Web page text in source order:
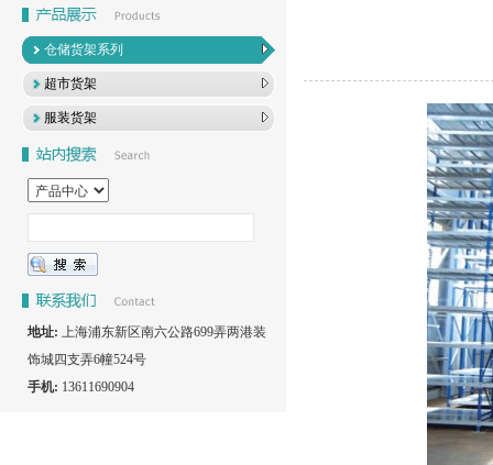
仓储货架系列
超市货架
服装货架
地址: 上海浦东新区南六公路699弄两港装
饰城四支弄6幢524号
手机: 13611690904